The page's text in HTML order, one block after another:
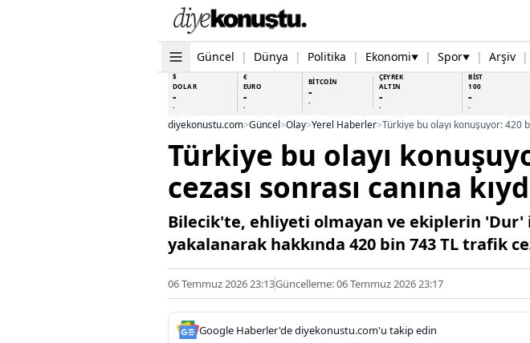
Güncel | Dünya | Politika | Ekonomi▼ | Spor▼ | Arşiv |
$
DOLAR
-
-
€
EURO
-
-
BİTCOİN
-
-
ÇEYREK
ALTIN
-
-
BİST
100
-
-
diyekonustu.com>Güncel>Olay>Yerel Haberler>Türkiye bu olayı konuşuyor: 420
Türkiye bu olayı
cezası sonrası canına
Bilecik'te, ehliyeti olmayan ve ekiplerin 'Dur'
yakalanarak hakkında 420 bin 743 TL trafik
06 Temmuz 2026 23:13Güncelleme: 06 Temmuz 2026 23:17
Google Haberler'de diyekonustu.com'u takip edin